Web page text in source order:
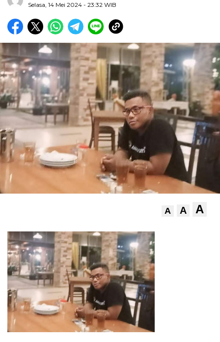
Selasa, 14 Mei 2024 - 23:32 WIB
A A A